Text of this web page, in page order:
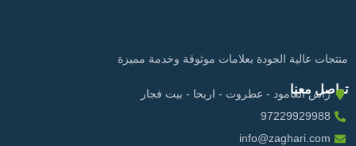
منتجات عالية الجودة بعلامات موثوقة وخدمة مميزة
تواصل معنا
راس العامود - عطروت - اريحا - بيت فجار
97229929988
info@zaghari.com